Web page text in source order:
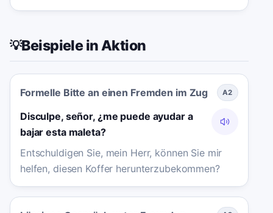
💡Beispiele in Aktion
Formelle Bitte an einen Fremden im Zug A2
Disculpe, señor, ¿me puede ayudar a
bajar esta maleta?
Entschuldigen Sie, mein Herr, können Sie mir
helfen, diesen Koffer herunterzubekommen?